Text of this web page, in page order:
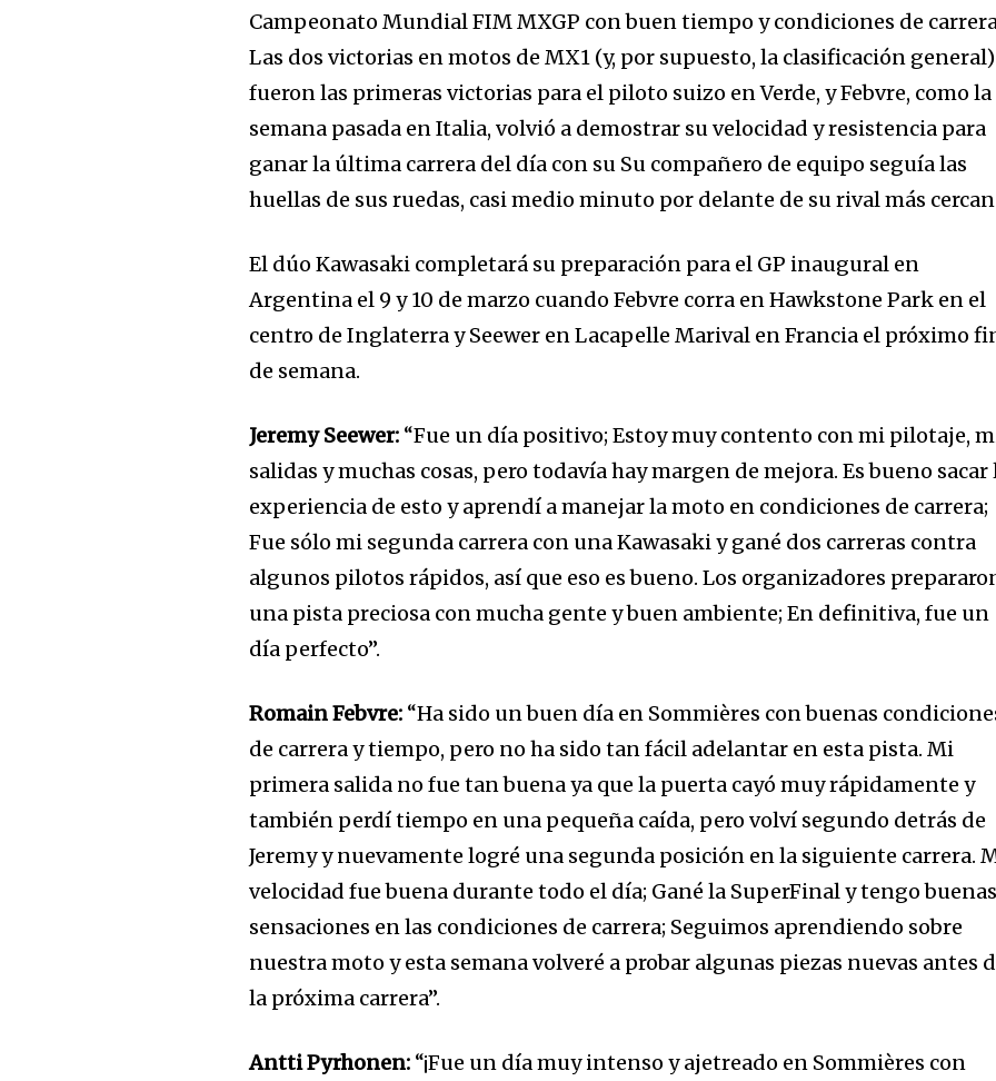
Únete a nuestra
comunidad de
suscriptores y sé parte de
Para suscribirte, solo escribe tu dirección de correo eletrónico y da
click en el botón de "suscribir". No te preocupes, respetamos tu
privacidad y no enviaremos correo basura a tu INBOX. Tu información
está segura con nosotros.
Acepto la
Seguidores Seguidores
Campeonato Mundial FIM MXGP con buen tiempo y condiciones de
Las dos victorias en motos de MX1 (y, por supuesto, la clasificación general)
fueron las primeras victorias para el piloto suizo en Verde, y Febvre, como la
semana pasada en Italia, volvió a demostrar su velocidad y resistencia para
ganar la última carrera del día con su Su compañero de equipo seguía las
huellas de sus ruedas, casi medio minuto por delante de su rival más
El dúo Kawasaki completará su preparación para el GP inaugural en
Argentina el 9 y 10 de marzo cuando Febvre corra en Hawkstone Park en el
centro de Inglaterra y Seewer en Lacapelle Marival en Francia el próximo
de semana.
Jeremy Seewer: “Fue un día positivo; Estoy muy contento con mi pilotaje,
salidas y muchas cosas, pero todavía hay margen de mejora. Es bueno sacar
experiencia de esto y aprendí a manejar la moto en condiciones de carrera;
Fue sólo mi segunda carrera con una Kawasaki y gané dos carreras contra
algunos pilotos rápidos, así que eso es bueno. Los organizadores
una pista preciosa con mucha gente y buen ambiente; En definitiva, fue un
día perfecto”.
Romain Febvre: “Ha sido un buen día en Sommières con buenas
de carrera y tiempo, pero no ha sido tan fácil adelantar en esta pista. Mi
primera salida no fue tan buena ya que la puerta cayó muy rápidamente y
también perdí tiempo en una pequeña caída, pero volví segundo detrás de
Jeremy y nuevamente logré una segunda posición en la siguiente carrera.
velocidad fue buena durante todo el día; Gané la SuperFinal y tengo
sensaciones en las condiciones de carrera; Seguimos aprendiendo sobre
nuestra moto y esta semana volveré a probar algunas piezas nuevas antes
la próxima carrera”.
Antti Pyrhonen: “¡Fue un día muy intenso y ajetreado en Sommières con